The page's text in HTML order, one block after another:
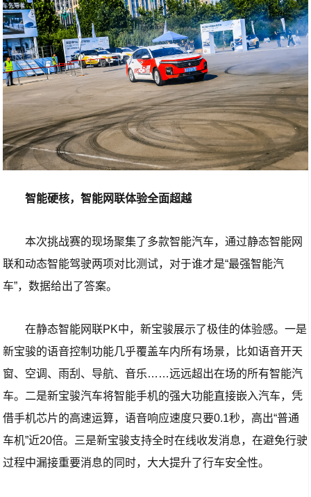
智能硬核，智能网联体验全面超越
本次挑战赛的现场聚集了多款智能汽车，通过静态智能网
联和动态智能驾驶两项对比测试，对于谁才是“最强智能汽
车”，数据给出了答案。
在静态智能网联PK中，新宝骏展示了极佳的体验感。一是
新宝骏的语音控制功能几乎覆盖车内所有场景，比如语音开天
窗、空调、雨刮、导航、音乐……远远超出在场的所有智能汽
车。二是新宝骏汽车将智能手机的强大功能直接嵌入汽车，凭
借手机芯片的高速运算，语音响应速度只要0.1秒，高出“普通
车机”近20倍。三是新宝骏支持全时在线收发消息，在避免行驶
过程中漏接重要消息的同时，大大提升了行车安全性。